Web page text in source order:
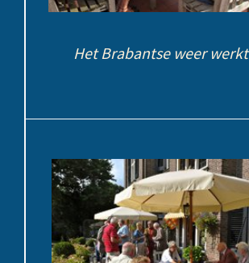
Het Brabantse weer